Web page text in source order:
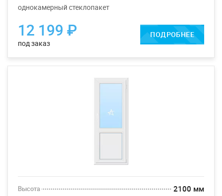
однокамерный стеклопакет
12 199 ₽
под заказ
ПОДРОБНЕЕ
Высота 2100 мм